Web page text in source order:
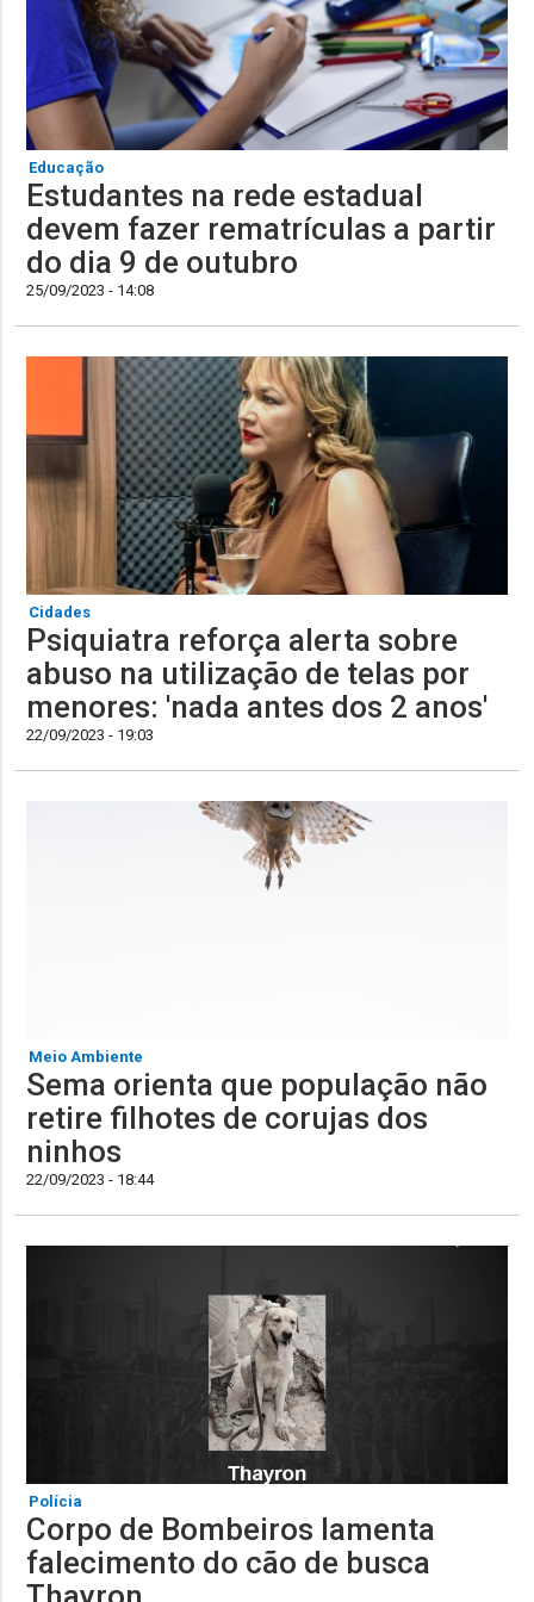
Educação
Estudantes na rede estadual
devem fazer rematrículas a partir
do dia 9 de outubro
25/09/2023 - 14:08
Cidades
Psiquiatra reforça alerta sobre
abuso na utilização de telas por
menores: 'nada antes dos 2 anos'
22/09/2023 - 19:03
Meio Ambiente
Sema orienta que população não
retire filhotes de corujas dos
ninhos
22/09/2023 - 18:44
Polícia
Corpo de Bombeiros lamenta
falecimento do cão de busca